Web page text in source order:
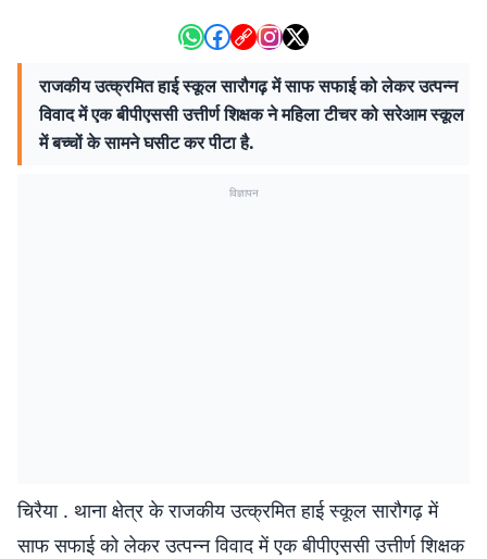
राजकीय उत्क्रमित हाई स्कूल सारौगढ़ में साफ सफाई को लेकर उत्पन्न
विवाद में एक बीपीएससी उत्तीर्ण शिक्षक ने महिला टीचर को सरेआम स्कूल
में बच्चों के सामने घसीट कर पीटा है.
विज्ञापन
चिरैया . थाना क्षेत्र के राजकीय उत्क्रमित हाई स्कूल सारौगढ़ में
साफ सफाई को लेकर उत्पन्न विवाद में एक बीपीएससी उत्तीर्ण शिक्षक